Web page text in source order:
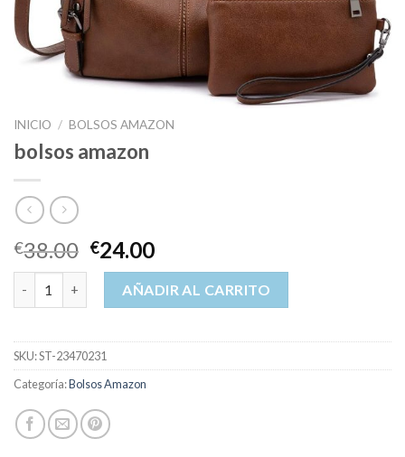
INICIO / BOLSOS AMAZON
bolsos amazon
€38.00 €24.00
bolsos amazon cantidadAÑADIR AL CARRITO
SKU:ST-23470231
Categoría:Bolsos Amazon